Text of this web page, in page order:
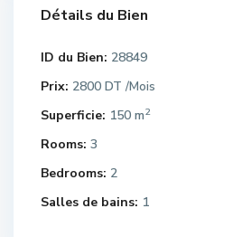
Détails du Bien
ID du Bien: 28849
Prix: 2800 DT /Mois
Superficie: 150 m2
Rooms: 3
Bedrooms: 2
Salles de bains: 1